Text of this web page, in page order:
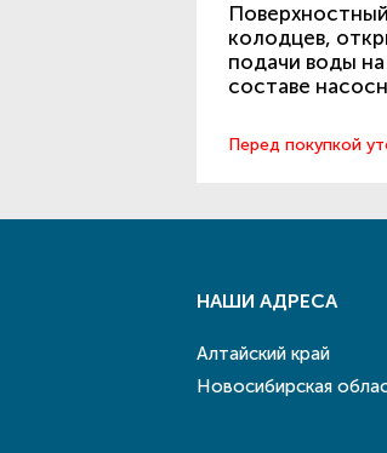
колодцев,
подачи воды
составе
Перед покупкой
НАШИ АДРЕСА
Алтайский край
Новосибирская